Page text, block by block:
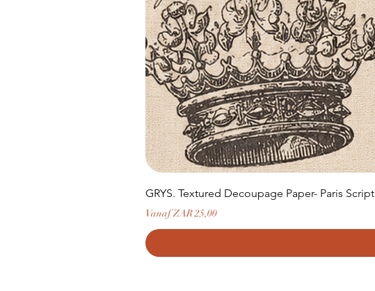
GRYS. Textured Decoupage Paper- Paris Script
VanafZAR 25,00
Verkoopprijs